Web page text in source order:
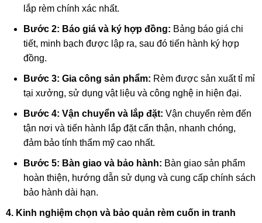
lắp rèm chính xác nhất.
Bước 2: Báo giá và ký hợp đồng: Bảng báo giá chi
tiết, minh bạch được lập ra, sau đó tiến hành ký hợp
đồng.
Bước 3: Gia công sản phẩm: Rèm được sản xuất tỉ mỉ
tại xưởng, sử dụng vật liệu và công nghệ in hiện đại.
Bước 4: Vận chuyển và lắp đặt: Vận chuyển rèm đến
tận nơi và tiến hành lắp đặt cẩn thận, nhanh chóng,
đảm bảo tính thẩm mỹ cao nhất.
Bước 5: Bàn giao và bảo hành: Bàn giao sản phẩm
hoàn thiện, hướng dẫn sử dụng và cung cấp chính sách
bảo hành dài hạn.
4. Kinh nghiệm chọn và bảo quản rèm cuốn in tranh